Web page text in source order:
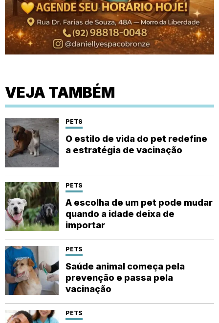
VEJA TAMBÉM
PETS
O estilo de vida do pet redefine
a estratégia de vacinação
PETS
A escolha de um pet pode mudar
quando a idade deixa de
importar
PETS
Saúde animal começa pela
prevenção e passa pela
vacinação
PETS